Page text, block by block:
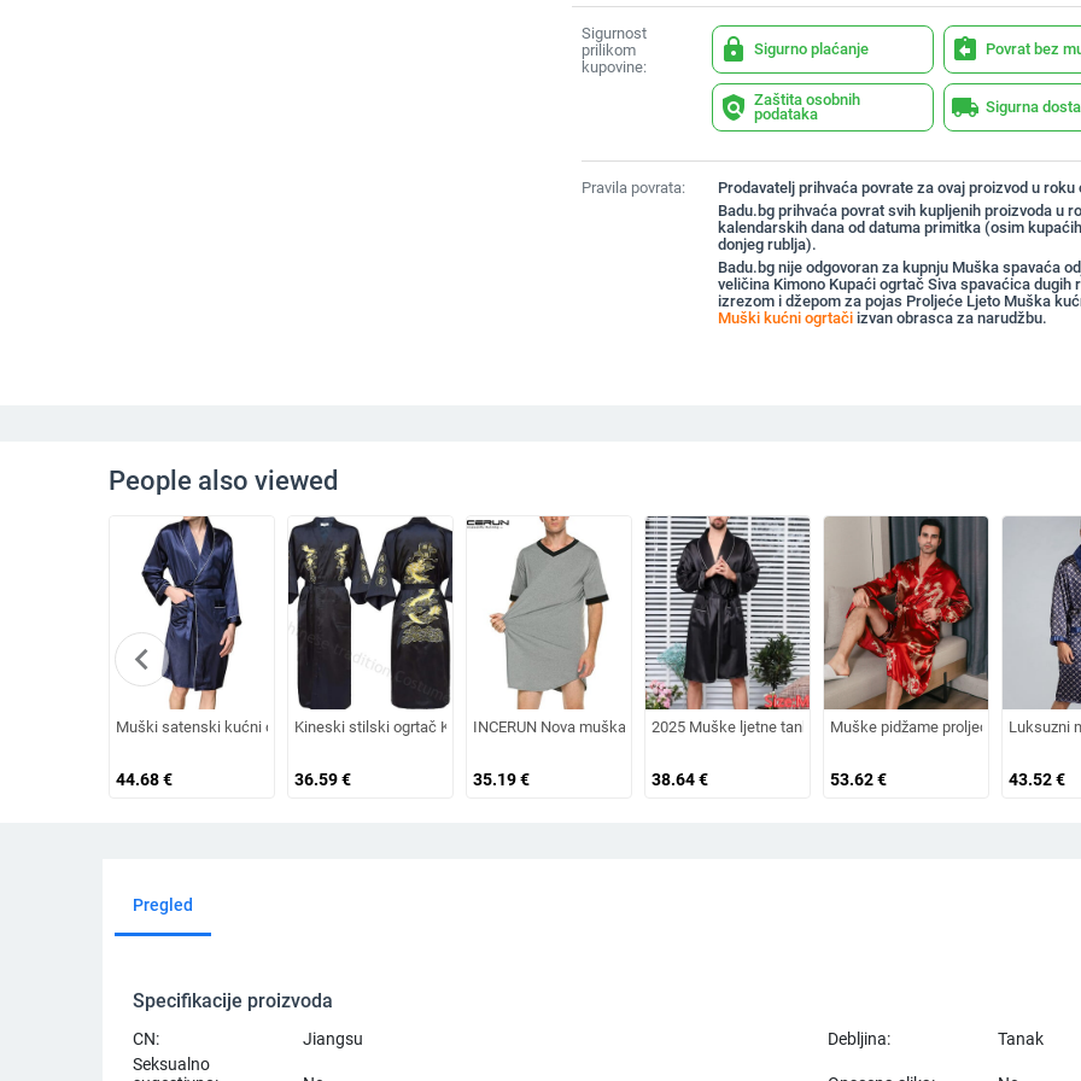
Sigurnost
prilikom
kupovine:
lock Sigurno plaćanje assignment_return Povrat bez
policy Zaštita osobnih
podataka
local_shipping Sigurna
Pravila povrata:
Prodavatelj prihvaća povrate za ovaj proizvod u roku
Badu.bg prihvaća povrat svih kupljenih proizvoda u
kalendarskih dana od datuma primitka (osim
donjeg rublja).
Badu.bg nije odgovoran za kupnju Muška spavaća
veličina Kimono Kupaći ogrtač Siva spavaćica dugih
izrezom i džepom za pojas Proljeće Ljeto Muška
Muški kućni ogrtačiizvan obrasca za narudžbu.
People also viewed
Muški satenski kućni ogrtač s remenom, dugi rukavi, noćni ogrtač s V-izrezom, spavaćica, mekana salonka s džepovima
44.68€
Kineski stilski ogrtač Klasični izvezeni kimono zmaj Muška kućna odjeća Dugi kućni ogrtač Satenska spavaćica
36.59€
INCERUN Nova muška spavaćica Modni patchwork ogrtač za spavanje Jednobojna
35.19€
2025 Muške ljetne tanke pidžame Haljine Muška kućna
38.64€
Muške pidžame proljeće i jesen
53.62€
Luksuzni
43.52€
chevron_left
Pregled
Specifikacije proizvoda
CN: Jiangsu Debljina:
Tanak
Seksualno